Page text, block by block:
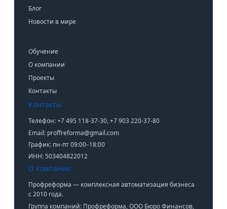
Блог
Новости в мире
Обучение
О компании
Проекты
Контакты
Контакты
Телефон: +7 495 118-37-30, +7 903 220-37-80
Email: proffreforma@gmail.com
График: пн-пт 09:00–18:00
ИНН: 503404822012
О компании
Профреформа — комплексная автоматизация бизнеса
с 2010 года.
Группа компаний: Профреформа, ООО Бюро Финансов,